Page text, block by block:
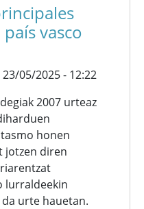
vasco
23/05/2025 - 12:22
2007 urteaz
honen
jotzen diren
lurraldeekin
urte hauetan.